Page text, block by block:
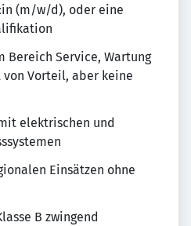
(m/w/d), oder eine
Bereich Service, Wartung
Vorteil, aber keine
elektrischen und
Einsätzen ohne
B zwingend